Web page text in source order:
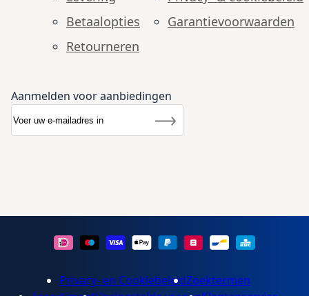
Betaalopties
Retourneren
Garantie­voorwaarden
Aanmelden voor aanbiedingen
Nieuwsbrief
Inschrijven
Privacy- en CookiebeleidZoektermen